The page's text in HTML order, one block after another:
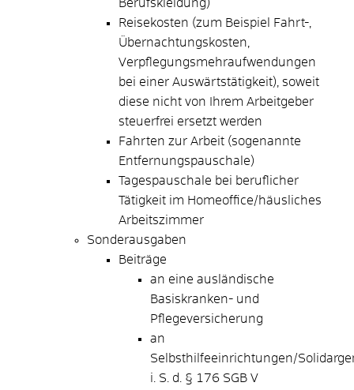
Berufskleidung)
Reisekosten (zum Beispiel Fahrt-,
Übernachtungskosten,
Verpflegungsmehraufwendungen
bei einer Auswärtstätigkeit), soweit
diese nicht von Ihrem Arbeitgeber
steuerfrei ersetzt werden
Fahrten zur Arbeit (sogenannte
Entfernungspauschale)
Tagespauschale bei beruflicher
Tätigkeit im Homeoffice/häusliches
Arbeitszimmer
Sonderausgaben
Beiträge
an eine ausländische
Basiskranken- und
Pflegeversicherung
an
Selbsthilfeeinrichtungen/
i. S. d. § 176 SGB V